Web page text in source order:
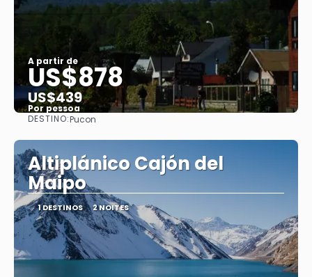
A partir de
US$878
US$439
Por pessoa
DESTINO:Pucon
Altiplánico Cajón del
Maipo
1 DESTINOS 2 NOITES